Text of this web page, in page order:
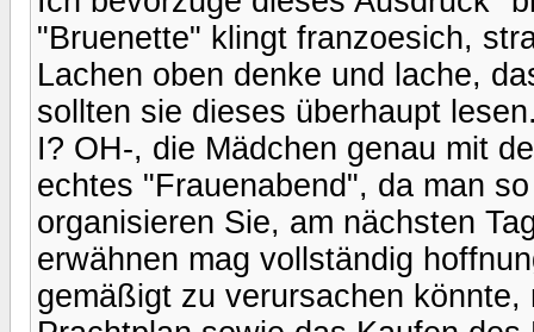
"Bruenette" klingt franzoesich,
Lachen oben denke und lache,
sollten sie dieses überhaupt
I? OH-, die Mädchen genau mit
echtes "Frauenabend", da man
organisieren Sie, am nächsten
erwähnen mag vollständig
gemäßigt zu verursachen